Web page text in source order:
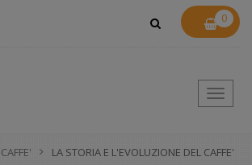
0
Toggle
LA STORIA E L'EVOLUZIONE DEL CAFFE'